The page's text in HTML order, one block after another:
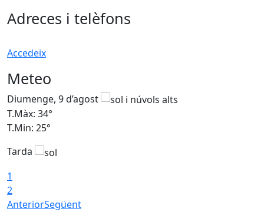
Adreces i telèfons
Accedeix
Meteo
Diumenge, 9 d’agost
T.Màx: 34°
T.Min: 25°
Tarda
1
2
AnteriorSegüent